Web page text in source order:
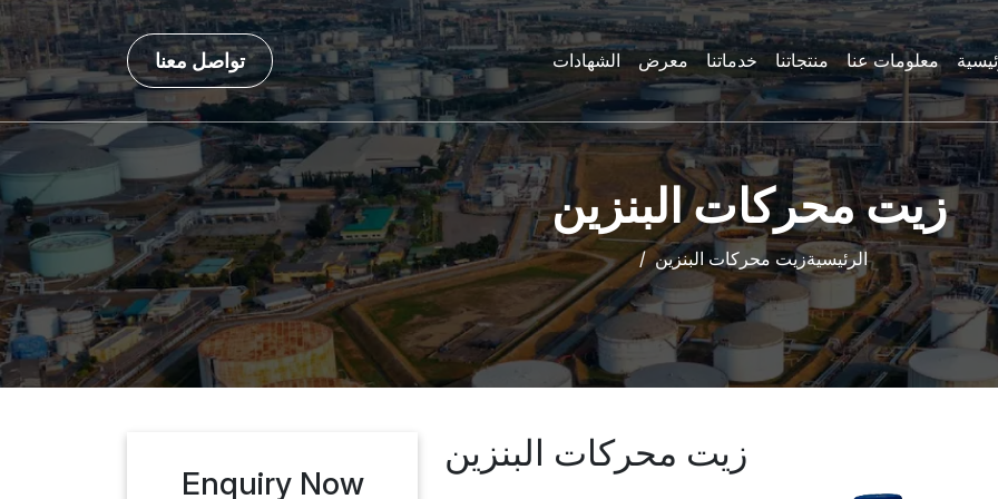
معلومات عنا منتجاتنا خدماتنا معرض الشهادات تواصل معنا
زيت محركات البنزين
الرئيسيةزيت محركات البنزين
زيت محركات البنزين
Enquiry Now